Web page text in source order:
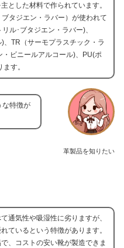
とした材料で作られています。
タジエン・ラバー）が使われて
ル･ブタジエン・ラバー)、
、TR（サーモプラスチック・ラ
・ビニールアルコール)、PU(ポ
す。
革製品を知りたい
な特徴が
通気性や吸湿性に劣りますが、
ているという特徴があります。
、コストの安い靴が製造できま